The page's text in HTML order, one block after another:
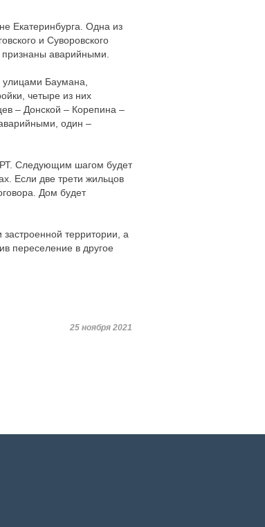
Екатеринбурга. Одна из
и Суворовского
аварийными.
Баумана,
четыре из них
– Донской – Корепина –
один –
Следующим шагом будет
Если две трети жильцов
Дом будет
территории, а
переселение в другое
25 ноября 2021